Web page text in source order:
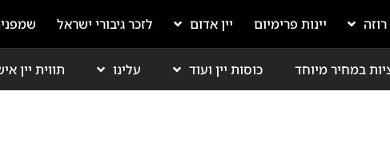
רוזה יינות פרימיום יין אדום לזכר גיבורי ישראל
במחיר מיוחד כוסות יין ועוד עלינו תווית יין